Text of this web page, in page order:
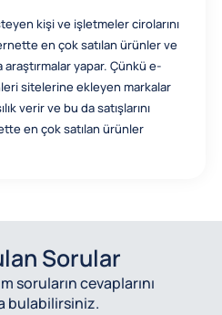
kişi ve işletmeler cirolarını
en çok satılan ürünler ve
yapar. Çünkü e-
sitelerine ekleyen markalar
verir ve bu da satışlarını
en çok satılan ürünler
Sorular
soruların cevaplarını
bulabilirsiniz.